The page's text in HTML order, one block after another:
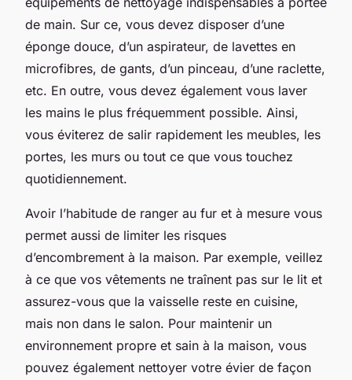
de main. Sur ce, vous devez disposer d’une
éponge douce, d’un aspirateur, de lavettes en
microfibres, de gants, d’un pinceau, d’une raclette,
etc. En outre, vous devez également vous laver
les mains le plus fréquemment possible. Ainsi,
vous éviterez de salir rapidement les meubles, les
portes, les murs ou tout ce que vous touchez
quotidiennement.
Avoir l’habitude de ranger au fur et à mesure vous
permet aussi de limiter les risques
d’encombrement à la maison. Par exemple, veillez
à ce que vos vêtements ne traînent pas sur le lit et
assurez-vous que la vaisselle reste en cuisine,
mais non dans le salon. Pour maintenir un
environnement propre et sain à la maison, vous
pouvez également nettoyer votre évier de façon